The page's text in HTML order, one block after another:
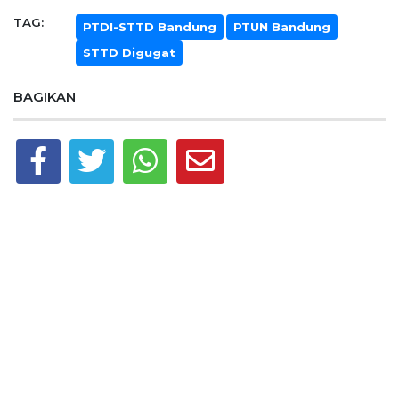
TAG: PTDI-STTD Bandung
PTUN Bandung
STTD Digugat
BAGIKAN